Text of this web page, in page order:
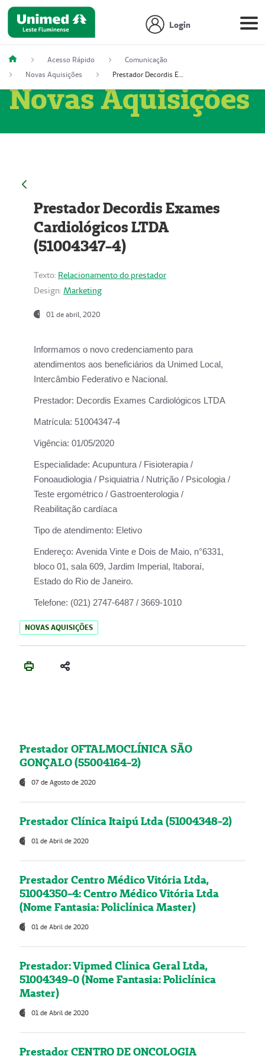
Login
Acesso Rápido
Comunicação
Novas Aquisições
Prestador Decordis Exames Cardiológicos LTDA (51004347-4)
Novas Aquisições
Prestador Decordis Exames
Cardiológicos LTDA
(51004347-4)
Texto: Relacionamento do prestador
Design: Marketing
01 de abril, 2020
Informamos o novo credenciamento para
atendimentos aos beneficiários da Unimed Local,
Intercâmbio Federativo e Nacional.
Prestador: Decordis Exames Cardiológicos LTDA
Matrícula: 51004347-4
Vigência: 01/05/2020
Especialidade: Acupuntura / Fisioterapia /
Fonoaudiologia / Psiquiatria / Nutrição / Psicologia /
Teste ergométrico / Gastroenterologia /
Reabilitação cardíaca
Tipo de atendimento: Eletivo
Endereço: Avenida Vinte e Dois de Maio, n°6331,
bloco 01, sala 609, Jardim Imperial, Itaboraí,
Estado do Rio de Janeiro.
Telefone: (021) 2747-6487 / 3669-1010
NOVAS AQUISIÇÕES
Prestador OFTALMOCLÍNICA SÃO
GONÇALO (55004164-2)
07 de Agosto de 2020
Prestador Clínica Itaipú Ltda (51004348-2)
01 de Abril de 2020
Prestador Centro Médico Vitória Ltda,
51004350-4: Centro Médico Vitória Ltda
(Nome Fantasia: Policlínica Master)
01 de Abril de 2020
Prestador: Vipmed Clínica Geral Ltda,
51004349-0 (Nome Fantasia: Policlínica
Master)
01 de Abril de 2020
Prestador CENTRO DE ONCOLOGIA